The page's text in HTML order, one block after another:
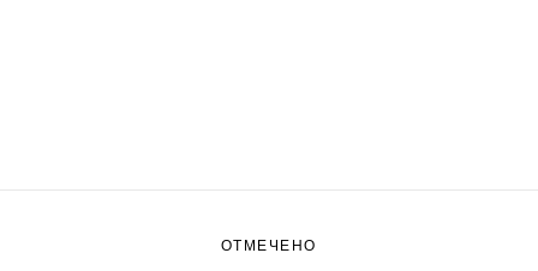
ОТМЕЧЕНО